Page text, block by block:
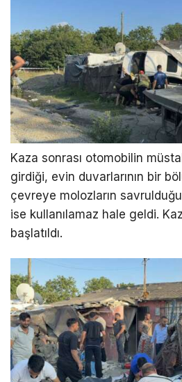
Kaza sonrası otomobilin
girdiği, evin duvarlarının bir
çevreye molozların
ise kullanılamaz hale geldi.
başlatıldı.